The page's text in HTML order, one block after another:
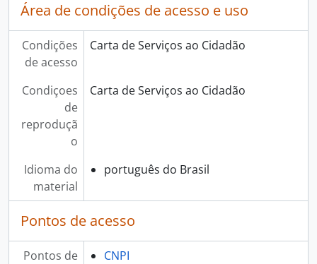
Área de condições de acesso e uso
Condições
de acesso
Carta de Serviços ao Cidadão
Condiçoes
de
reproduçã
o
Carta de Serviços ao Cidadão
Idioma do
material
português do Brasil
Pontos de acesso
Pontos de
CNPI